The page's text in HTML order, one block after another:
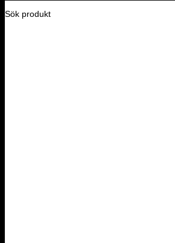
Sök produkt